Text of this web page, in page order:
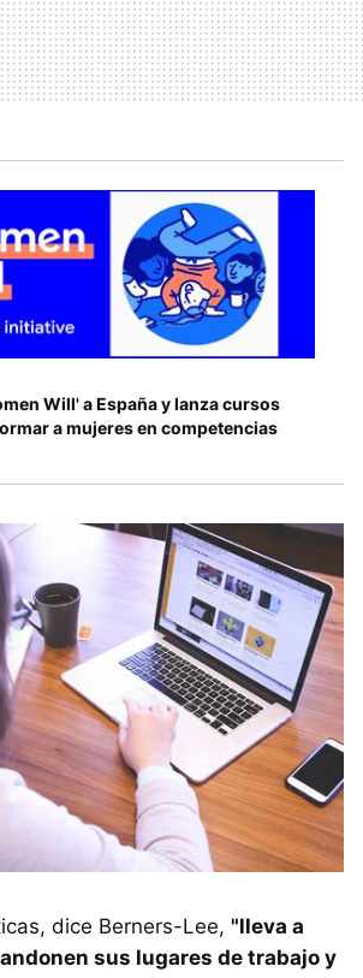
Will' a España y lanza cursos
a mujeres en competencias
dice Berners-Lee, "lleva a
sus lugares de trabajo y